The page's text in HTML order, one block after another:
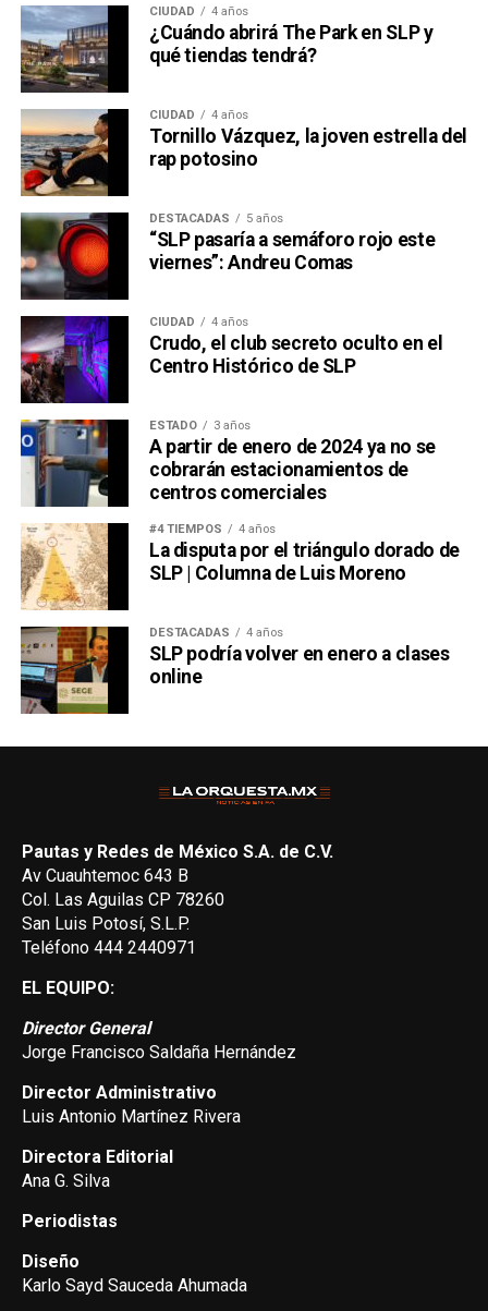
CIUDAD 4 años
¿Cuándo abrirá The Park en SLP y
qué tiendas tendrá?
CIUDAD 4 años
Tornillo Vázquez, la joven estrella del
rap potosino
DESTACADAS 5 años
“SLP pasaría a semáforo rojo este
viernes”: Andreu Comas
CIUDAD 4 años
Crudo, el club secreto oculto en el
Centro Histórico de SLP
ESTADO 3 años
A partir de enero de 2024 ya no se
cobrarán estacionamientos de
centros comerciales
#4 TIEMPOS 4 años
La disputa por el triángulo dorado de
SLP | Columna de Luis Moreno
DESTACADAS 4 años
SLP podría volver en enero a clases
online
Pautas y Redes de México S.A. de C.V.
Av Cuauhtemoc 643 B
Col. Las Aguilas CP 78260
San Luis Potosí, S.L.P.
Teléfono 444 2440971
EL EQUIPO:
Director General
Jorge Francisco Saldaña Hernández
Director Administrativo
Luis Antonio Martínez Rivera
Directora Editorial
Ana G. Silva
Periodistas
Diseño
Karlo Sayd Sauceda Ahumada